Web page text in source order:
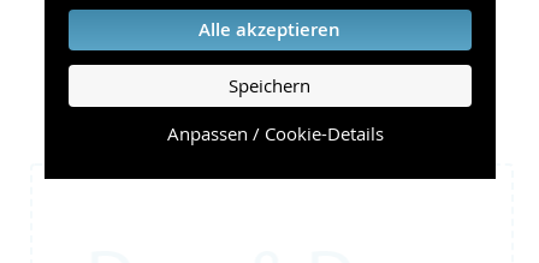
Alle akzeptieren
Speichern
Anpassen / Cookie-Details
Wir speichern deine Bilder sicher
und mithöchster Verfügbarkeit.
Bisher wurden bereits87.184.217Bilder
hochgeladen, davon505 Bilder heute